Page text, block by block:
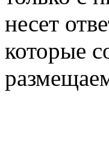
несет
которые